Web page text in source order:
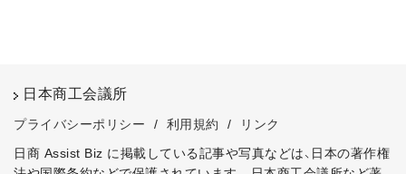
日本商工会議所
プライバシーポリシー / 利用規約 /
リンク
日商 Assist Biz に掲載している記事や写真などは、日本の著作権